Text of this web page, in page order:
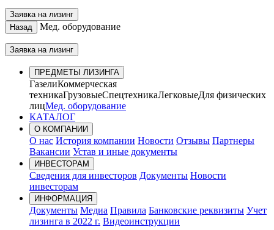
Заявка на лизинг
Назад
Мед. оборудование
Заявка на лизинг
ПРЕДМЕТЫ ЛИЗИНГА
ГазелиКоммерческая
техникаГрузовыеСпецтехникаЛегковыеДля физических
лицМед. оборудование
КАТАЛОГ
О КОМПАНИИ
О нас История компании Новости Отзывы Партнеры
Вакансии Устав и иные документы
ИНВЕСТОРАМ
Сведения для инвесторов Документы Новости
инвесторам
ИНФОРМАЦИЯ
Документы Медиа Правила Банковские реквизиты Учет
лизинга в 2022 г. Видеоинструкции